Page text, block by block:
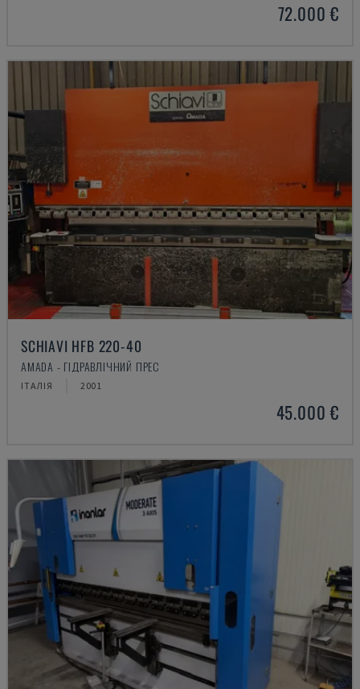
72.000 €
SCHIAVI HFB 220-40
AMADA - ГІДРАВЛІЧНИЙ ПРЕС
ІТАЛІЯ 2001
45.000 €